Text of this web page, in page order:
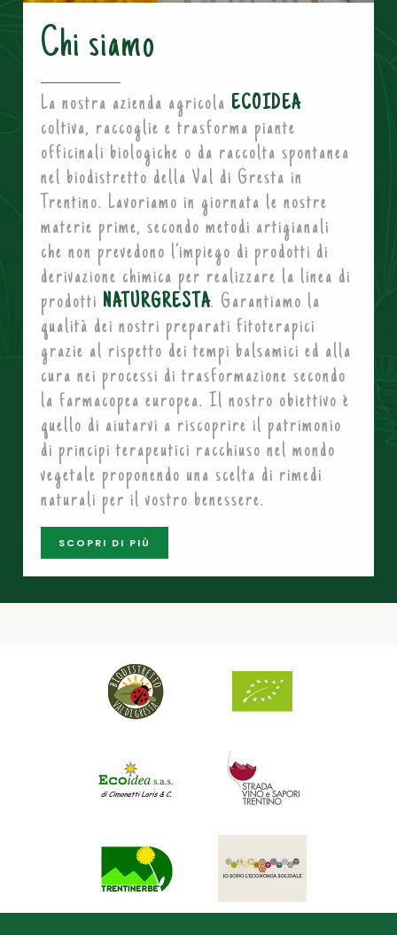
Chi siamo
La nostra azienda agricola ECOIDEA
coltiva, raccoglie e trasforma piante
officinali biologiche o da raccolta spontanea
nel biodistretto della Val di Gresta in
Trentino. Lavoriamo in giornata le nostre
materie prime, secondo metodi artigianali
che non prevedono l’impiego di prodotti di
derivazione chimica per realizzare la linea di
prodotti NATURGRESTA. Garantiamo la
qualità dei nostri preparati fitoterapici
grazie al rispetto dei tempi balsamici ed alla
cura nei processi di trasformazione secondo
la farmacopea europea. Il nostro obiettivo è
quello di aiutarvi a riscoprire il patrimonio
di principi terapeutici racchiuso nel mondo
vegetale proponendo una scelta di rimedi
naturali per il vostro benessere.
SCOPRI DI PIÙ